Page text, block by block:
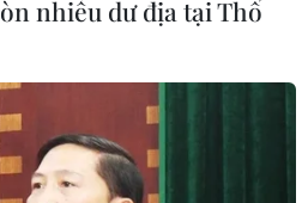
lưu vực sông Tonle
nước
nhiều dư địa tại Thổ